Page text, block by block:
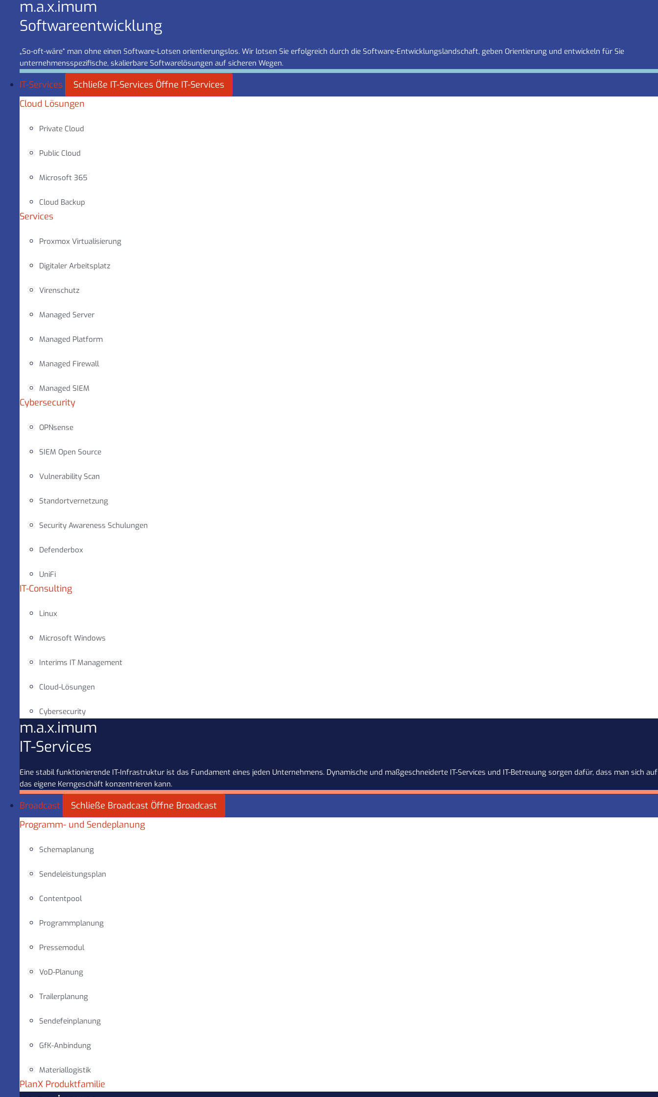
m.a.x.imum
Software­entwicklung
„So-oft-wäre“ man ohne einen Software-Lotsen orientierungslos. Wir lotsen Sie erfolgreich durch die Software-Entwicklungslandschaft, geben Orientierung und entwickeln für Sie
unternehmensspezifische, skalierbare Softwarelösungen auf sicheren Wegen.
IT-Services Schließe IT-Services Öffne IT-Services
Cloud Lösungen
Private Cloud
Public Cloud
Microsoft 365
Cloud Backup
Services
Proxmox Virtualisierung
Digitaler Arbeitsplatz
Virenschutz
Managed Server
Managed Platform
Managed Firewall
Managed SIEM
Cybersecurity
OPNsense
SIEM Open Source
Vulnerability Scan
Standortvernetzung
Security Awareness Schulungen
Defenderbox
UniFi
IT-Consulting
Linux
Microsoft Windows
Interims IT Management
Cloud-Lösungen
Cybersecurity
m.a.x.imum
IT-Services
Eine stabil funktionierende IT-Infrastruktur ist das Fundament eines jeden Unternehmens. Dynamische und maßgeschneiderte IT-Services und IT-Betreuung sorgen dafür, dass man sich auf
das eigene Kerngeschäft konzentrieren kann.
Broadcast Schließe Broadcast Öffne Broadcast
Programm- und Sendeplanung
Schemaplanung
Sendeleistungsplan
Contentpool
Programmplanung
Pressemodul
VoD-Planung
Trailerplanung
Sendefeinplanung
GfK-Anbindung
Materiallogistik
PlanX Produktfamilie